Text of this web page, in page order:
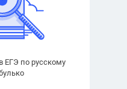
ЕГЭ по русскому